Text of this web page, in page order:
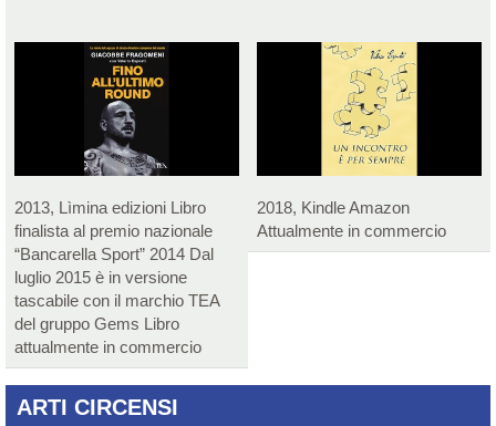
2013, Lìmina edizioni Libro
finalista al premio nazionale
“Bancarella Sport” 2014 Dal
luglio 2015 è in versione
tascabile con il marchio TEA
del gruppo Gems Libro
attualmente in commercio
2018, Kindle Amazon
Attualmente in commercio
ARTI CIRCENSI